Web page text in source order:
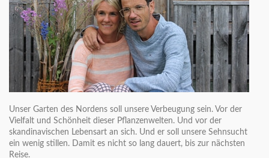
Unser Garten des Nordens soll unsere Verbeugung sein. Vor der
Vielfalt und Schönheit dieser Pflanzenwelten. Und vor der
skandinavischen Lebensart an sich. Und er soll unsere Sehnsucht
ein wenig stillen. Damit es nicht so lang dauert, bis zur nächsten
Reise.